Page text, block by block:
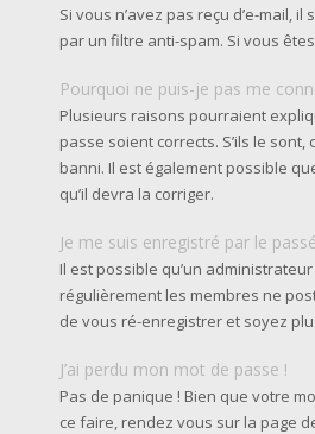
Si vous n’avez pas reçu d’e-mail,
par un filtre anti-spam. Si vous
Pourquoi ne puis-je pas me
Plusieurs raisons pourraient
passe soient corrects. S’ils le
banni. Il est également possible
qu’il devra la corriger.
Je me suis enregistré par le
Il est possible qu’un
régulièrement les membres ne
de vous ré-enregistrer et soyez
J’ai perdu mon mot de passe !
Pas de panique ! Bien que votre
ce faire, rendez vous sur la page